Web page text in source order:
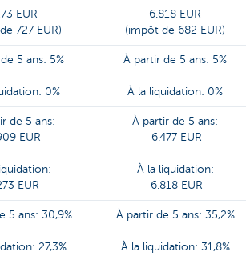
EUR
727 EUR)
6.818 EUR
(impôt de 682 EUR)
5 ans: 5%
0%
À partir de 5 ans: 5%
À la liquidation: 0%
de 5 ans:
EUR
EUR
À partir de 5 ans:
6.477 EUR
À la liquidation:
6.818 EUR
5 ans: 30,9%
27,3%
À partir de 5 ans: 35,2%
À la liquidation: 31,8%